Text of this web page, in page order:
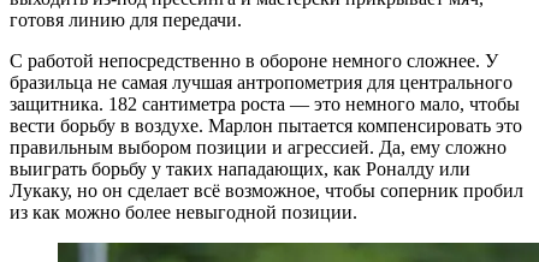
готовя линию для передачи.
С работой непосредственно в обороне немного сложнее. У
бразильца не самая лучшая антропометрия для центрального
защитника. 182 сантиметра роста — это немного мало, чтобы
вести борьбу в воздухе. Марлон пытается компенсировать это
правильным выбором позиции и агрессией. Да, ему сложно
выиграть борьбу у таких нападающих, как Роналду или
Лукаку, но он сделает всё возможное, чтобы соперник пробил
из как можно более невыгодной позиции.